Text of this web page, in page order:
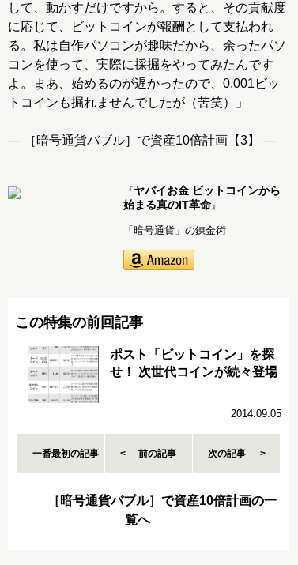
して、動かすだけですから。すると、その貢献度
に応じて、ビットコインが報酬として支払われ
る。私は自作パソコンが趣味だから、余ったパソ
コンを使って、実際に採掘をやってみたんです
よ。まあ、始めるのが遅かったので、0.001ビッ
トコインも掘れませんでしたが（苦笑）」
― ［暗号通貨バブル］で資産10倍計画【3】 ―
『ヤバイお金 ビットコインから
始まる真のIT革命』
「暗号通貨」の錬金術
この特集の前回記事
ポスト「ビットコイン」を探
せ！ 次世代コインが続々登場
2014.09.05
一番最初の記事 前の記事 次の記事
［暗号通貨バブル］で資産10倍計画の一
覧へ